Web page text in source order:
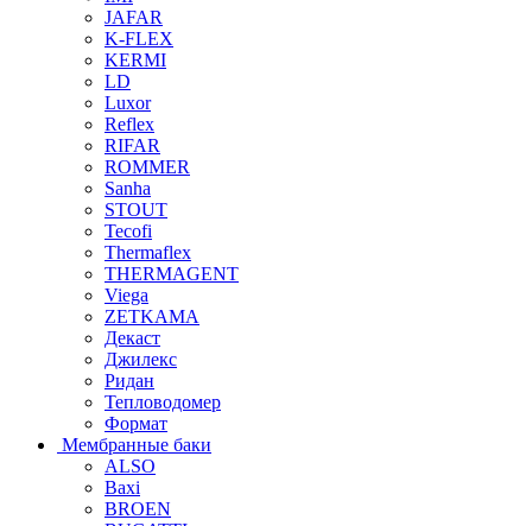
JAFAR
K-FLEX
KERMI
LD
Luxor
Reflex
RIFAR
ROMMER
Sanha
STOUT
Tecofi
Thermaflex
THERMAGENT
Viega
ZETKAMA
Декаст
Джилекс
Ридан
Тепловодомер
Формат
Мембранные баки
ALSO
Baxi
BROEN